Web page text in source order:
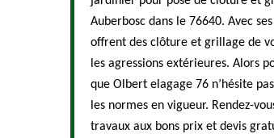
Auberbosc dans le 76640. Avec
offrent des clôture et grillage de
les agressions extérieures. Alors
que Olbert elagage 76 n’hésite
les normes en vigueur. Rendez-
travaux aux bons prix et devis